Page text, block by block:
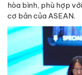
hòa bình, phù hợp
cơ bản của ASEAN.